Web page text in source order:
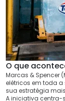
O que
Marcas & Spencer
elétricos em toda
sua estratégia
A iniciativa centra-